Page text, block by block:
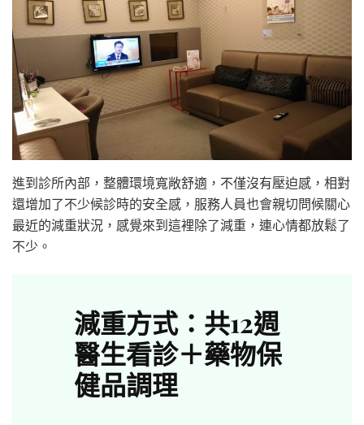
進到診所內部，整體環境寬敞舒適，不僅沒有壓迫感，相對
還增加了不少候診時的安全感，服務人員也會親切問候關心
最近的減重狀況，感覺來到這裡除了減重，連心情都放鬆了
不少。
減重方式：共12週
醫生看診＋藥物保
健品調理